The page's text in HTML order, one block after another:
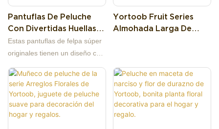
estética de peluche.
cónica, rebosante de una
estética artística moderna y de
estilo ins.
Pantuflas De Peluche
Con Divertidas Huellas
De Buda, Pantuflas
Originales Con Forma De
Estas pantuflas de felpa súper
originales tienen un diseño con
Buda, con divertidos bordados
de caracteres chinos que dicen
"Pies de Buda". Su felpa
amarilla brillante crea un
Yortoob Fruit Series
Almohada Larga De